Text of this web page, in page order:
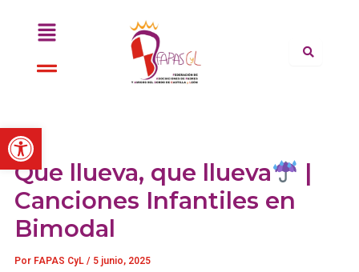
Abrir barra de herramientas
Menú
Menú
Que llueva, que llueva
|
Canciones Infantiles en
Bimodal
Por FAPAS CyL / 5 junio, 2025